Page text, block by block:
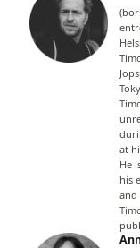
at
He
his
and